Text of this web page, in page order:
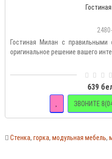
Гостиная Милан с
оригинальное решение вашего
639
ЗВОНИТЕ
Стенка, горка, модульная мебель,